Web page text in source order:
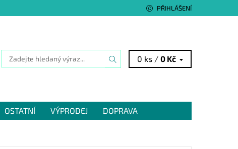
PŘIHLÁŠENÍ
0 ks /0 Kč
OSTATNÍ VÝPRODEJ
DOPRAVA